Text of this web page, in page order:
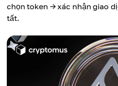
chọn token → xác nhận giao
tất.